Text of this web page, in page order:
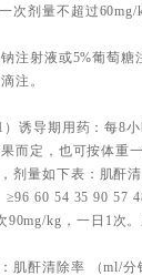
次剂量不超过
注射液或5%葡萄糖
注。
诱导期用药：每8
而定，也可按体重
剂量如下表：肌酐
60 54 35 90 57
90mg/kg，一日1次
肌酐清除率 （ml/